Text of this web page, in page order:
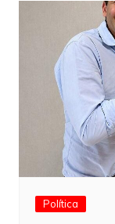
Política